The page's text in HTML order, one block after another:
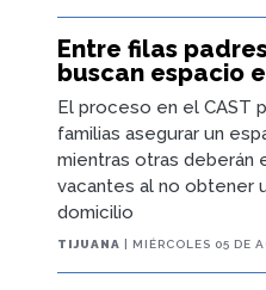
Entre filas
buscan espacio
El proceso en el CAST
familias asegurar un
mientras otras deberán
vacantes al no obtener
domicilio
TIJUANA | MIÉRCOLES 05 DE